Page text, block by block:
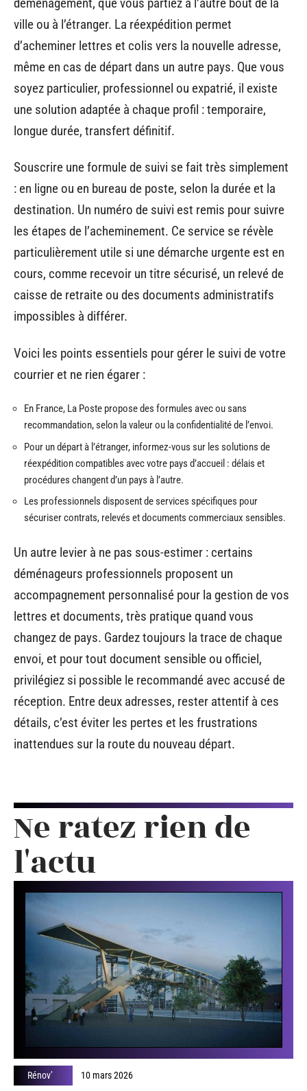
ville ou à l’étranger. La réexpédition permet
d’acheminer lettres et colis vers la nouvelle adresse,
même en cas de départ dans un autre pays. Que vous
soyez particulier, professionnel ou expatrié, il existe
une solution adaptée à chaque profil : temporaire,
longue durée, transfert définitif.
Souscrire une formule de suivi se fait très simplement
: en ligne ou en bureau de poste, selon la durée et la
destination. Un numéro de suivi est remis pour suivre
les étapes de l’acheminement. Ce service se révèle
particulièrement utile si une démarche urgente est en
cours, comme recevoir un titre sécurisé, un relevé de
caisse de retraite ou des documents administratifs
impossibles à différer.
Voici les points essentiels pour gérer le suivi de votre
courrier et ne rien égarer :
En France, La Poste propose des formules avec ou sans
recommandation, selon la valeur ou la confidentialité de l’envoi.
Pour un départ à l’étranger, informez-vous sur les solutions de
réexpédition compatibles avec votre pays d’accueil : délais et
procédures changent d’un pays à l’autre.
Les professionnels disposent de services spécifiques pour
sécuriser contrats, relevés et documents commerciaux sensibles.
Un autre levier à ne pas sous-estimer : certains
déménageurs professionnels proposent un
accompagnement personnalisé pour la gestion de vos
lettres et documents, très pratique quand vous
changez de pays. Gardez toujours la trace de chaque
envoi, et pour tout document sensible ou officiel,
privilégiez si possible le recommandé avec accusé de
réception. Entre deux adresses, rester attentif à ces
détails, c’est éviter les pertes et les frustrations
inattendues sur la route du nouveau départ.
Ne ratez rien de
l'actu
Rénov’ 10 mars 2026